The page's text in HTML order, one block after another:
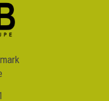
miz Here 2023 ?
miz Du 2023 ?